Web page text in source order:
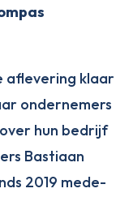
aflevering klaar
ondernemers
hun bedrijf
Bastiaan
2019 mede-